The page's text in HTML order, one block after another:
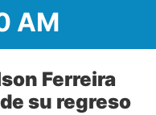
AM
Ferreira
su regreso